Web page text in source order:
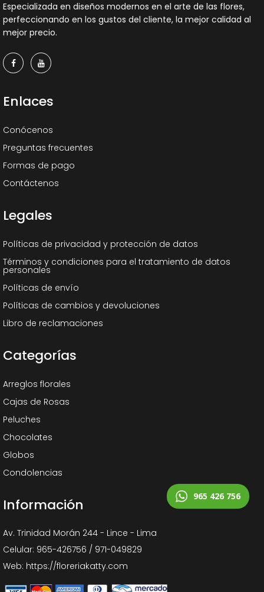
Especializada en diseños modernos en el arte de las flores,
perfeccionando en los gustos del cliente, la mejor calidad al
mejor precio.
Enlaces
Conócenos
Preguntas frecuentes
Formas de pago
Contáctenos
Legales
Políticas de privacidad y protección de datos
Términos y condiciones para el tratamiento de datos
personales
Políticas de envío
Políticas de cambios y devoluciones
Libro de reclamaciones
Categorías
Arreglos florales
Cajas de Rosas
Peluches
Chocolates
Globos
Condolencias
Información
Av. Trinidad Morán 244 - Lince - Lima
Celular: 965-426756 / 971-049829
Web: https://floreriakatty.com
965 426 756